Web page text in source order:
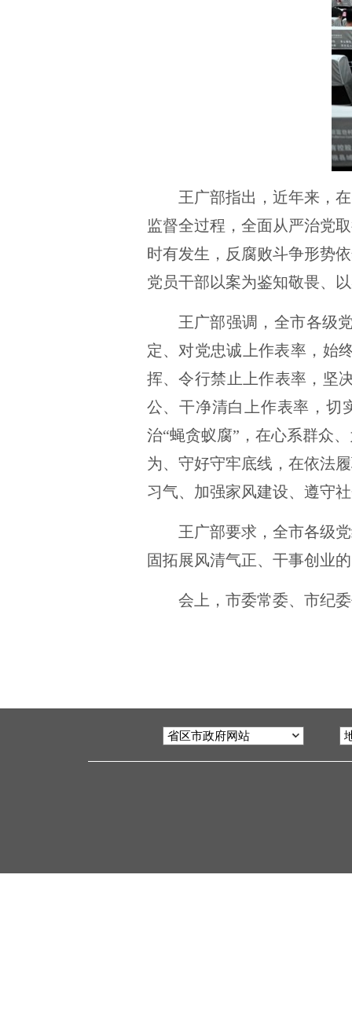
王广部指出，近年来，
监督全过程，全面从严治党
时有发生，反腐败斗争形势
党员干部以案为鉴知敬畏、
王广部强调，全市各级
定、对党忠诚上作表率，始
挥、令行禁止上作表率，坚
公、干净清白上作表率，切
治“蝇贪蚁腐”，在心系群众
为、守好守牢底线，在依法
习气、加强家风建设、遵守
王广部要求，全市各级
固拓展风清气正、干事创业
会上，市委常委、市纪